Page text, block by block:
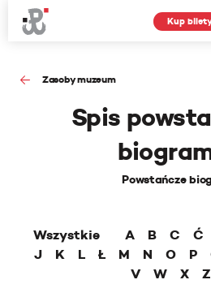
Kup
Zasoby muzeum
Spis
Powstańcze
Wszystkie A B C Ć
J
K L Ł M N O P
V
W X Z